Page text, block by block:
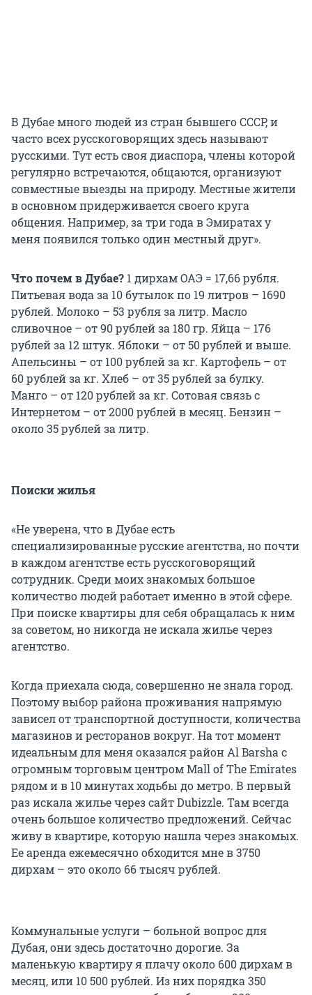
В Дубае много людей из стран бывшего СССР, и
часто всех русскоговорящих здесь называют
русскими. Тут есть своя диаспора, члены которой
регулярно встречаются, общаются, организуют
совместные выезды на природу. Местные жители
в основном придерживается своего круга
общения. Например, за три года в Эмиратах у
меня появился только один местный друг».
Что почем в Дубае? 1 дирхам ОАЭ = 17,66 рубля.
Питьевая вода за 10 бутылок по 19 литров – 1690
рублей. Молоко – 53 рубля за литр. Масло
сливочное – от 90 рублей за 180 гр. Яйца – 176
рублей за 12 штук. Яблоки – от 50 рублей и выше.
Апельсины – от 100 рублей за кг. Картофель – от
60 рублей за кг. Хлеб – от 35 рублей за булку.
Манго – от 120 рублей за кг. Сотовая связь с
Интернетом – от 2000 рублей в месяц. Бензин –
около 35 рублей за литр.
Поиски жилья
«Не уверена, что в Дубае есть
специализированные русские агентства, но почти
в каждом агентстве есть русскоговорящий
сотрудник. Среди моих знакомых большое
количество людей работает именно в этой сфере.
При поиске квартиры для себя обращалась к ним
за советом, но никогда не искала жилье через
агентство.
Когда приехала сюда, совершенно не знала город.
Поэтому выбор района проживания напрямую
зависел от транспортной доступности, количества
магазинов и ресторанов вокруг. На тот момент
идеальным для меня оказался район Al Barsha с
огромным торговым центром Mall of The Emirates
рядом и в 10 минутах ходьбы до метро. В первый
раз искала жилье через сайт Dubizzle. Там всегда
очень большое количество предложений. Сейчас
живу в квартире, которую нашла через знакомых.
Ее аренда ежемесячно обходится мне в 3750
дирхам – это около 66 тысяч рублей.
Коммунальные услуги – больной вопрос для
Дубая, они здесь достаточно дорогие. За
маленькую квартиру я плачу около 600 дирхам в
месяц, или 10 500 рублей. Из них порядка 350